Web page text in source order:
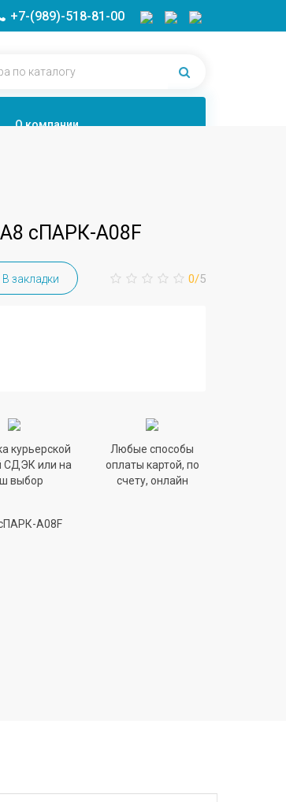
+7-(989)-518-81-00
О компании
сПАРК-A08F
В закладки 0/5
курьерской
СДЭК или на
выбор
Любые способы
оплаты картой, по
счету, онлайн
A08F